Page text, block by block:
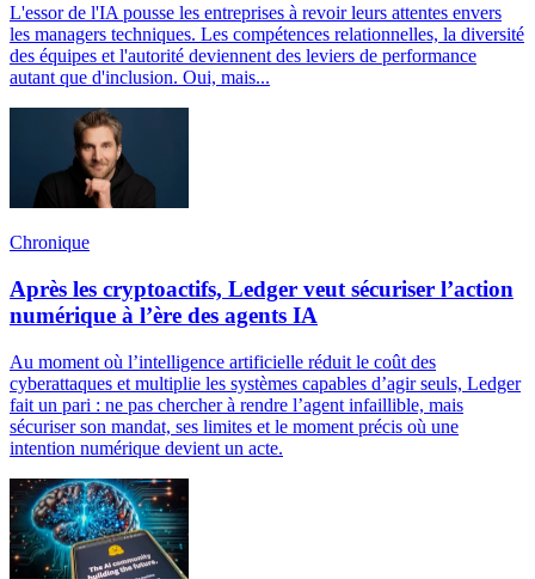
L'essor de l'IA pousse les entreprises à revoir leurs attentes envers
les managers techniques. Les compétences relationnelles, la diversité
des équipes et l'autorité deviennent des leviers de performance
autant que d'inclusion. Oui, mais...
Chronique
Après les cryptoactifs, Ledger veut sécuriser l’action
numérique à l’ère des agents IA
Au moment où l’intelligence artificielle réduit le coût des
cyberattaques et multiplie les systèmes capables d’agir seuls, Ledger
fait un pari : ne pas chercher à rendre l’agent infaillible, mais
sécuriser son mandat, ses limites et le moment précis où une
intention numérique devient un acte.